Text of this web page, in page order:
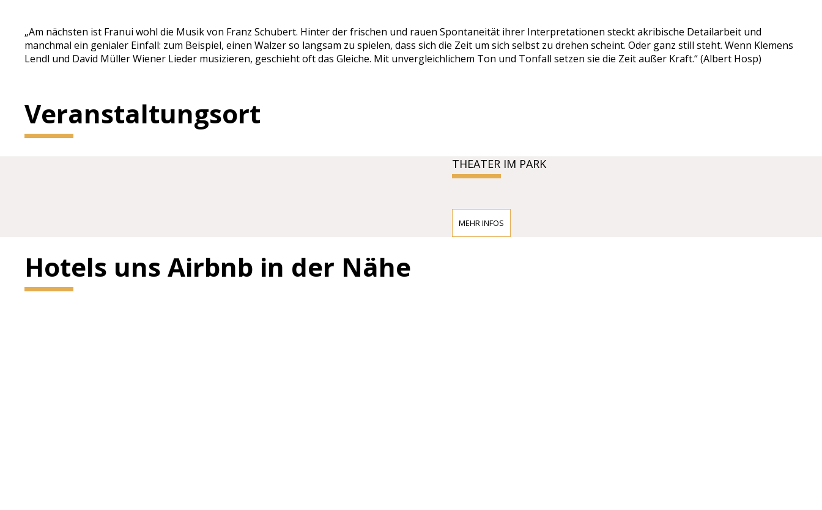
„Am nächsten ist Franui wohl die Musik von Franz Schubert. Hinter der frischen und rauen Spontaneität ihrer Interpretationen steckt akribische Detailarbeit und
manchmal ein genialer Einfall: zum Beispiel, einen Walzer so langsam zu spielen, dass sich die Zeit um sich selbst zu drehen scheint. Oder ganz still steht. Wenn Klemens
Lendl und David Müller Wiener Lieder musizieren, geschieht oft das Gleiche. Mit unvergleichlichem Ton und Tonfall setzen sie die Zeit außer Kraft.“ (Albert Hosp)
Veranstaltungsort
THEATER IM PARK
MEHR INFOS
Hotels uns Airbnb in der Nähe